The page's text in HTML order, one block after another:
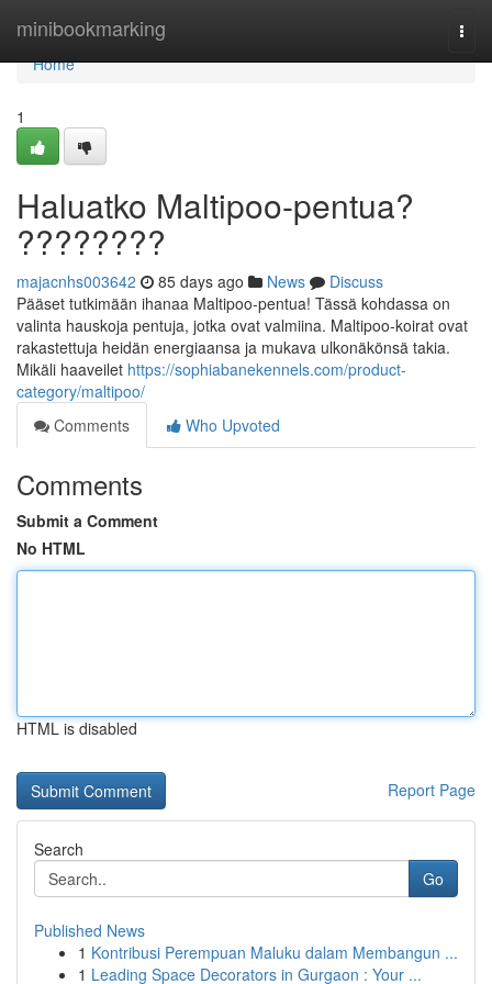
minibookmarking
Home
Home
1
Haluatko Maltipoo-pentua?
????????
majacnhs003642 85 days ago News
Discuss
Pääset tutkimään ihanaa Maltipoo-pentua! Tässä kohdassa on
valinta hauskoja pentuja, jotka ovat valmiina. Maltipoo-koirat ovat
rakastettuja heidän energiaansa ja mukava ulkonäkönsä takia.
Mikäli haaveilet https://sophiabanekennels.com/product-
category/maltipoo/
Comments
Who Upvoted
Comments
Submit a Comment
No HTML
HTML is disabled
Report Page
Search
Go
Published News
1 Kontribusi Perempuan Maluku dalam Membangun ...
1 Leading Space Decorators in Gurgaon : Your ...